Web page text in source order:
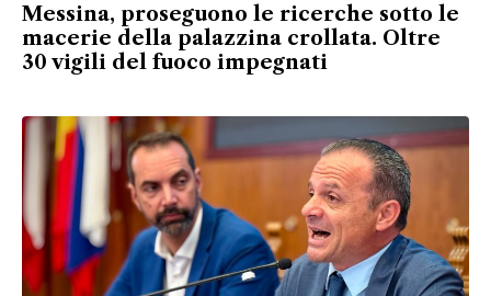
Messina, proseguono le ricerche sotto le
macerie della palazzina crollata. Oltre
30 vigili del fuoco impegnati